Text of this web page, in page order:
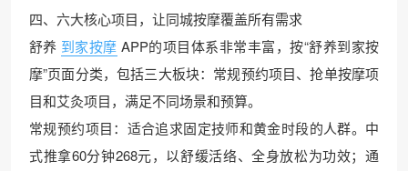
四、六大核心项目，让同城按摩覆盖所有需求
舒养 到家按摩 APP的项目体系非常丰富，按“舒养到家按
摩”页面分类，包括三大板块：常规预约项目、抢单按摩项
目和艾灸项目，满足不同场景和预算。
常规预约项目：适合追求固定技师和黄金时段的人群。中
式推拿60分钟268元，以舒缓活络、全身放松为功效；通